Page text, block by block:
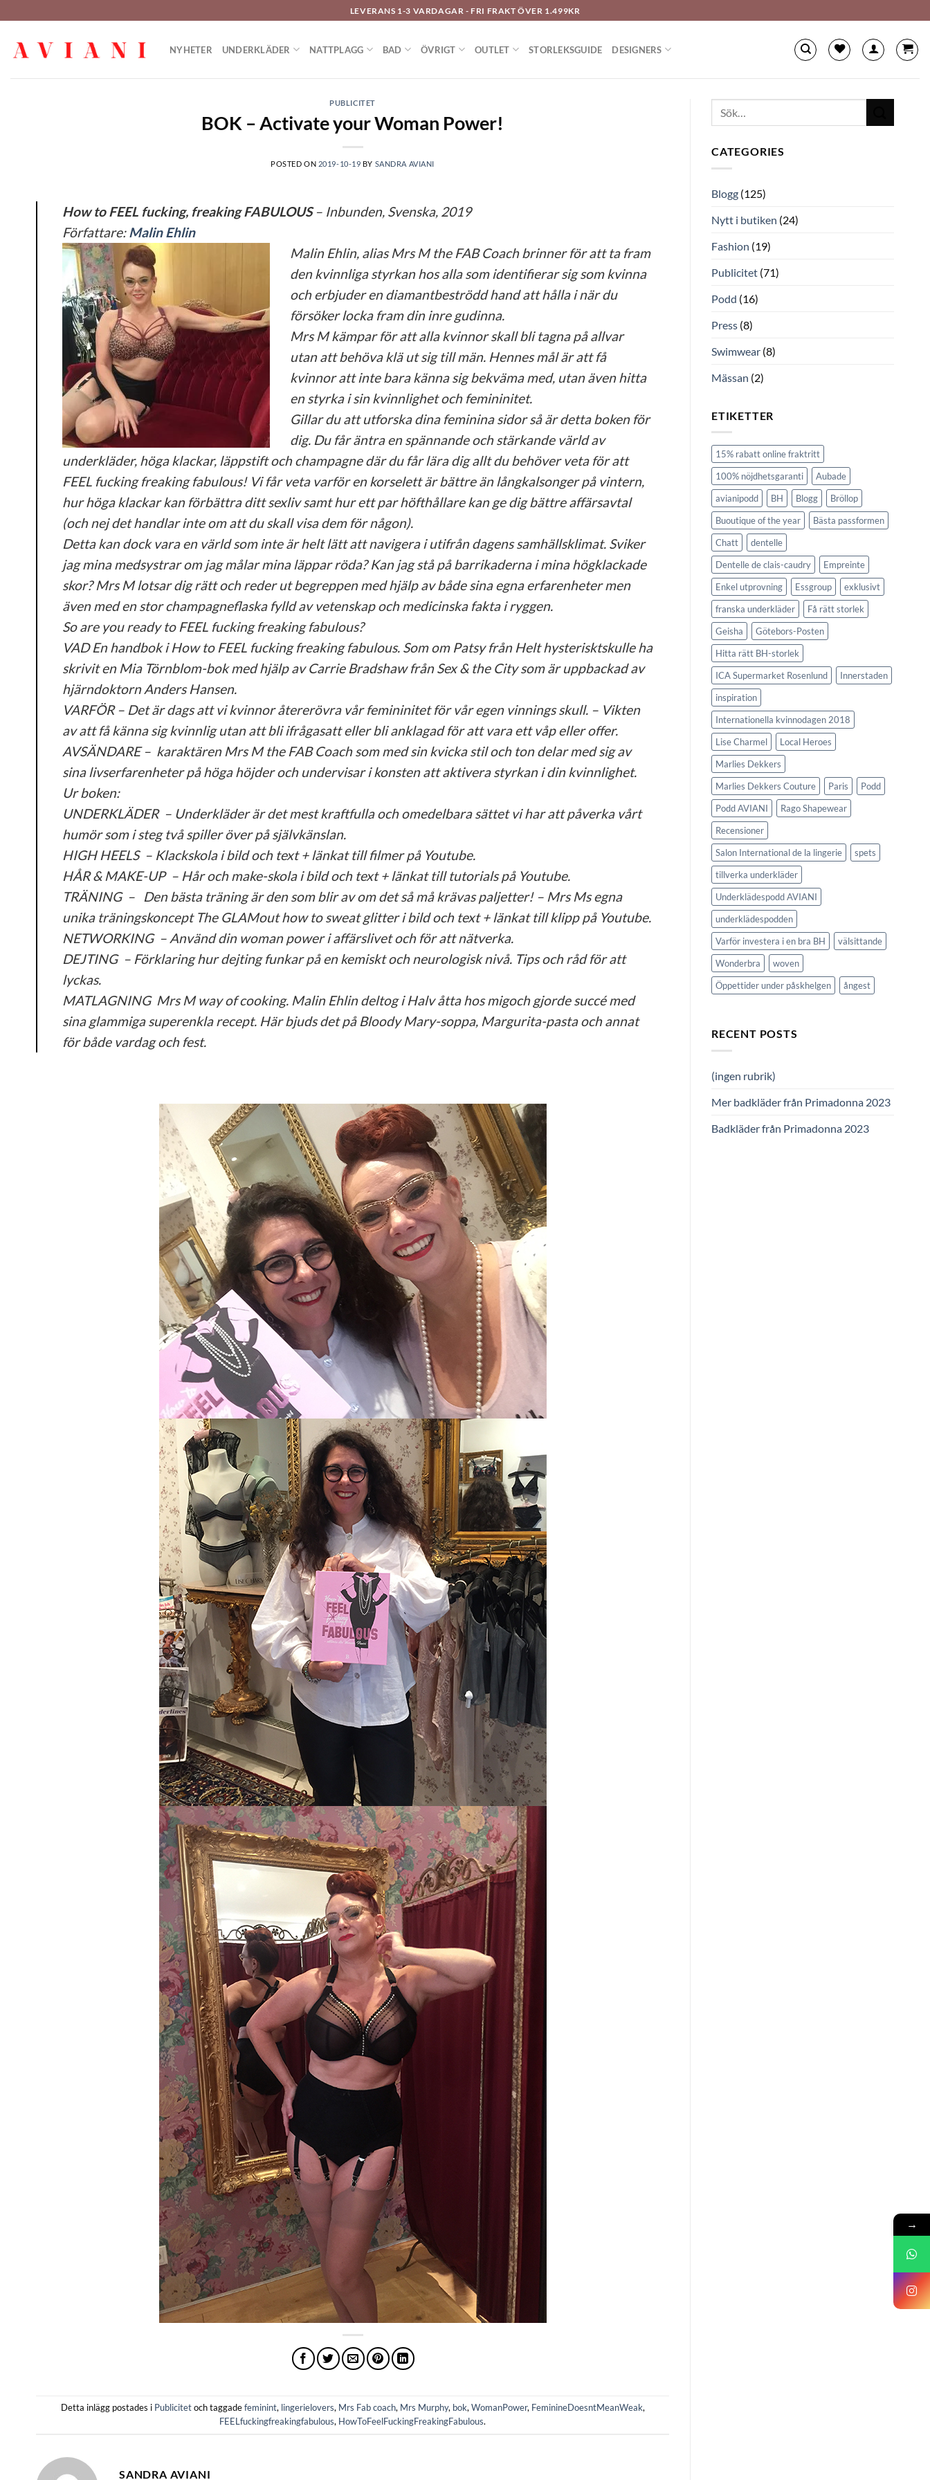
till
innehåll
LEVERANS 1-3 VARDAGAR - FRI FRAKT ÖVER 1.499KR
NYHETER UNDERKLÄDER NATTPLAGG BAD ÖVRIGT OUTLET STORLEKSGUIDE DESIGNERS
PUBLICITET
BOK – Activate your Woman Power!
POSTED ON 2019-10-19 BY SANDRA AVIANI
How to FEEL fucking, freaking FABULOUS– Inbunden, Svenska, 2019
Författare: Malin Ehlin
Malin Ehlin, alias Mrs M the FAB Coach brinner för att ta fram
den kvinnliga styrkan hos alla som identifierar sig som kvinna
och erbjuder en diamantbeströdd hand att hålla i när du
försöker locka fram din inre gudinna.
Mrs M kämpar för att alla kvinnor skall bli tagna på allvar
utan att behöva klä ut sig till män. Hennes mål är att få
kvinnor att inte bara känna sig bekväma med, utan även hitta
en styrka i sin kvinnlighet och femininitet.
Gillar du att utforska dina feminina sidor så är detta boken för
dig. Du får äntra en spännande och stärkande värld av
underkläder, höga klackar, läppstift och champagne där du får lära dig allt du behöver veta för att
FEEL fucking freaking fabulous! Vi får veta varför en korselett är bättre än långkalsonger på vintern,
hur höga klackar kan förbättra ditt sexliv samt hur ett par höfthållare kan ge dig bättre affärsavtal
(och nej det handlar inte om att du skall visa dem för någon).
Detta kan dock vara en värld som inte är helt lätt att navigera i utifrån dagens samhällsklimat. Sviker
jag mina medsystrar om jag målar mina läppar röda? Kan jag stå på barrikaderna i mina högklackade
skor? Mrs M lotsar dig rätt och reder ut begreppen med hjälp av både sina egna erfarenheter men
även med en stor champagneflaska fylld av vetenskap och medicinska fakta i ryggen.
So are you ready to FEEL fucking freaking fabulous?
VAD En handbok i How to FEEL fucking freaking fabulous. Som om Patsy från Helt hysterisktskulle ha
skrivit en Mia Törnblom-bok med hjälp av Carrie Bradshaw från Sex & the City som är uppbackad av
hjärndoktorn Anders Hansen.
VARFÖR – Det är dags att vi kvinnor återerövra vår femininitet för vår egen vinnings skull. – Vikten
av att få känna sig kvinnlig utan att bli ifrågasatt eller bli anklagad för att vara ett våp eller offer.
AVSÄNDARE – karaktären Mrs M the FAB Coach som med sin kvicka stil och ton delar med sig av
sina livserfarenheter på höga höjder och undervisar i konsten att aktivera styrkan i din kvinnlighet.
Ur boken:
UNDERKLÄDER – Underkläder är det mest kraftfulla och omedelbara sättet vi har att påverka vårt
humör som i steg två spiller över på självkänslan.
HIGH HEELS – Klackskola i bild och text + länkat till filmer på Youtube.
HÅR & MAKE-UP – Hår och make-skola i bild och text + länkat till tutorials på Youtube.
TRÄNING – Den bästa träning är den som blir av om det så må krävas paljetter! – Mrs Ms egna
unika träningskoncept The GLAMout how to sweat glitter i bild och text + länkat till klipp på Youtube.
NETWORKING – Använd din woman power i affärslivet och för att nätverka.
DEJTING – Förklaring hur dejting funkar på en kemiskt och neurologisk nivå. Tips och råd för att
lyckas.
MATLAGNING Mrs M way of cooking. Malin Ehlin deltog i Halv åtta hos migoch gjorde succé med
sina glammiga superenkla recept. Här bjuds det på Bloody Mary-soppa, Margurita-pasta och annat
för både vardag och fest.
Detta inlägg postades i Publicitetoch taggadefeminint, lingerielovers, Mrs Fab coach, Mrs Murphy, bok, WomanPower, FeminineDoesntMeanWeak,
FEELfuckingfreakingfabulous, HowToFeelFuckingFreakingFabulous.
SANDRA AVIANI
CATEGORIES
Blogg (125)
Nytt i butiken (24)
Fashion (19)
Publicitet (71)
Podd (16)
Press (8)
Swimwear (8)
Mässan (2)
ETIKETTER
15% rabatt online fraktritt
100% nöjdhetsgaranti
Aubade
avianipodd
BH Blogg
Bröllop
Buoutique of the year
Bästa passformen
Chatt
dentelle
Dentelle de clais-caudry
Empreinte
Enkel utprovning
Essgroup
exklusivt
franska underkläder
Få rätt storlek
Geisha
Götebors-Posten
Hitta rätt BH-storlek
ICA Supermarket Rosenlund
Innerstaden
inspiration
Internationella kvinnodagen 2018
Lise Charmel
Local Heroes
Marlies Dekkers
Marlies Dekkers Couture
Paris
Podd
Podd AVIANI
Rago Shapewear
Recensioner
Salon International de la lingerie
spets
tillverka underkläder
Underklädespodd AVIANI
underklädespodden
Varför investera i en bra BH
välsittande
Wonderbra
woven
Öppettider under påskhelgen
ångest
RECENT POSTS
(ingen rubrik)
Mer badkläder från Primadonna 2023
Badkläder från Primadonna 2023
→